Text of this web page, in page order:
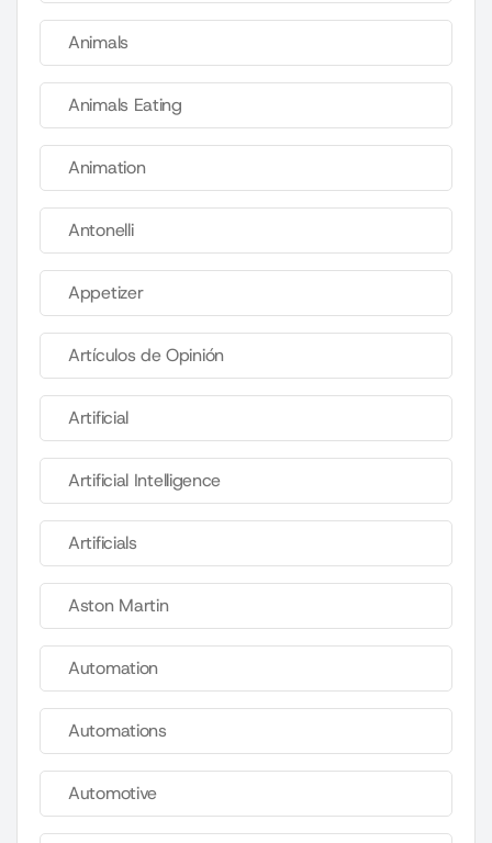
Animals
Animals Eating
Animation
Antonelli
Appetizer
Artículos de Opinión
Artificial
Artificial Intelligence
Artificials
Aston Martin
Automation
Automations
Automotive